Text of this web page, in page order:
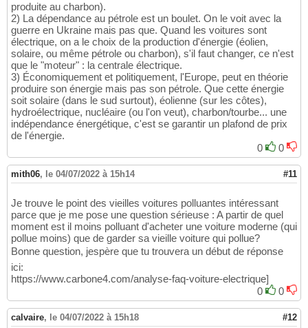
produite au charbon).
2) La dépendance au pétrole est un boulet. On le voit avec la
guerre en Ukraine mais pas que. Quand les voitures sont
électrique, on a le choix de la production d'énergie (éolien,
solaire, ou même pétrole ou charbon), s'il faut changer, ce n'est
que le "moteur" : la centrale électrique.
3) Économiquement et politiquement, l'Europe, peut en théorie
produire son énergie mais pas son pétrole. Que cette énergie
soit solaire (dans le sud surtout), éolienne (sur les côtes),
hydroélectrique, nucléaire (ou l'on veut), charbon/tourbe... une
indépendance énergétique, c'est se garantir un plafond de prix
de l'énergie.
0
0
mith06, le 04/07/2022 à 15h14 #11
Je trouve le point des vieilles voitures polluantes intéressant
parce que je me pose une question sérieuse : A partir de quel
moment est il moins polluant d'acheter une voiture moderne (qui
pollue moins) que de garder sa vieille voiture qui pollue?
Bonne question, jespère que tu trouvera un début de réponse
ici:
https://www.carbone4.com/analyse-faq-voiture-electrique]
0
0
calvaire, le 04/07/2022 à 15h18 #12